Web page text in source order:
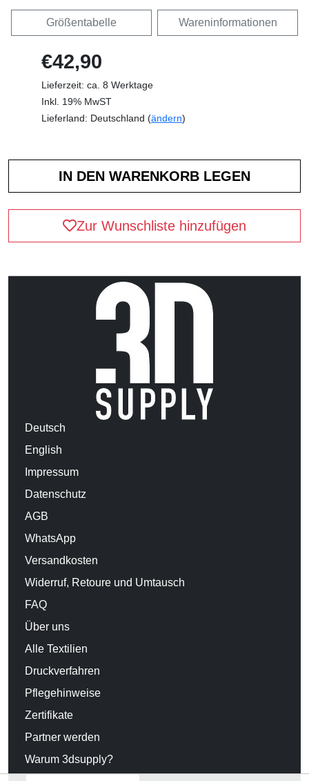
Größentabelle Wareninformationen
€42,90
Lieferzeit: ca. 8 Werktage
Inkl. 19% MwST
Lieferland: Deutschland (ändern)
Zur Wunschliste hinzufügen
Deutsch
English
Impressum
Datenschutz
AGB
WhatsApp
Versandkosten
Widerruf, Retoure und Umtausch
FAQ
Über uns
Alle Textilien
Druckverfahren
Pflegehinweise
Zertifikate
Partner werden
Warum 3dsupply?